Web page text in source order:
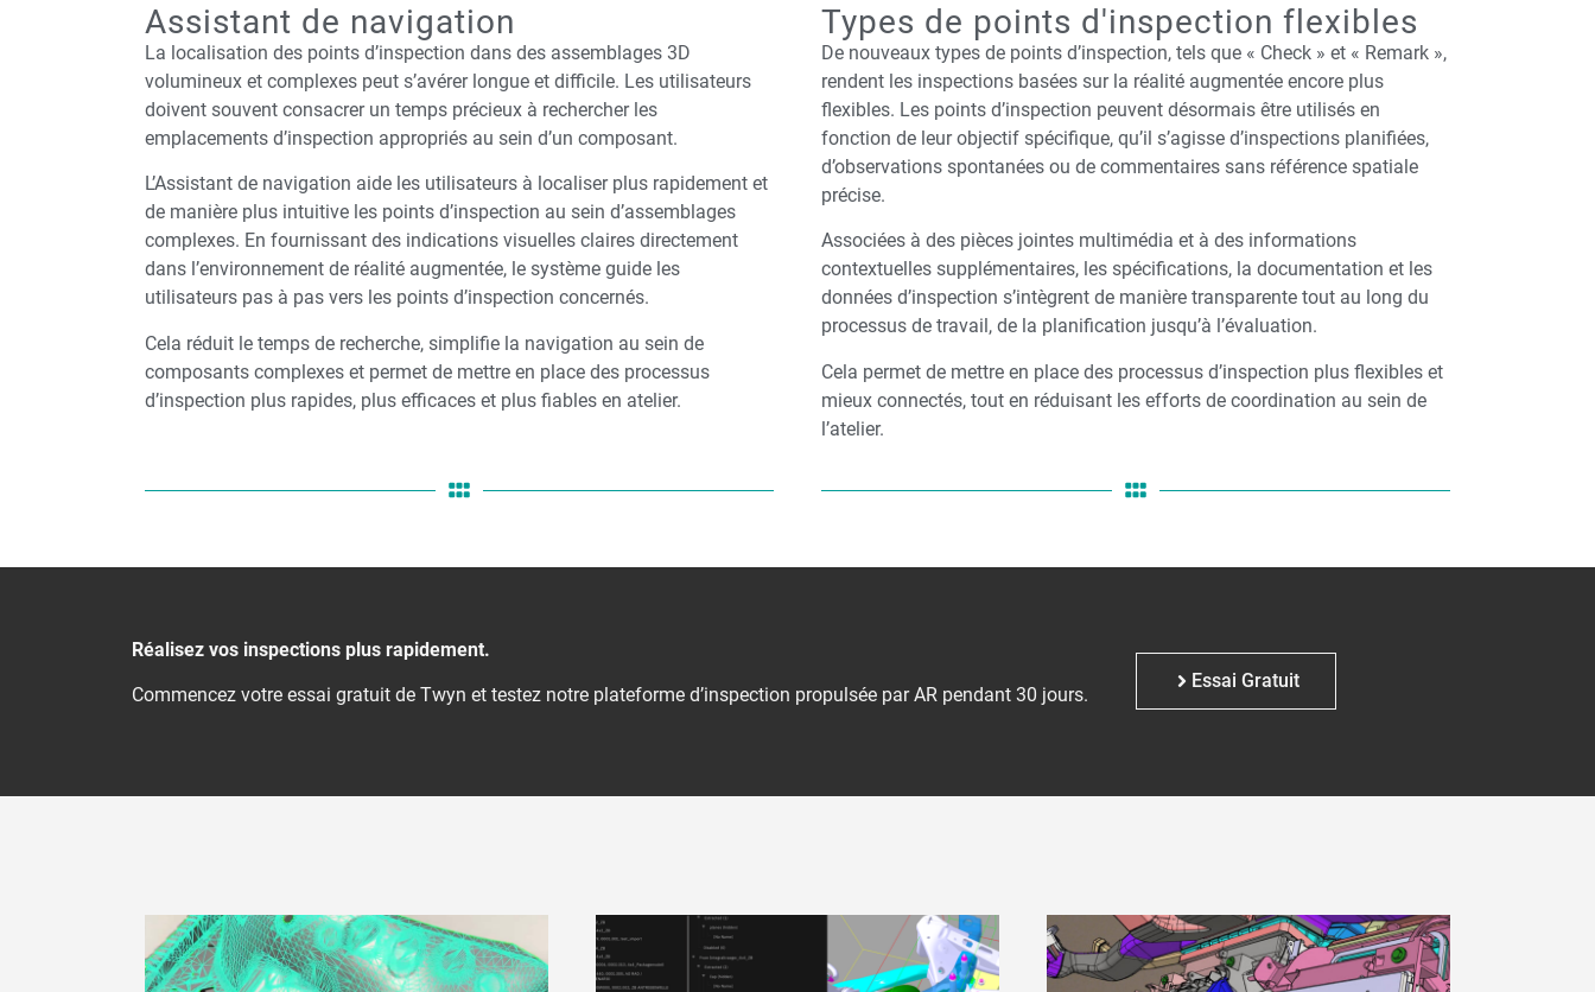
Assistant de navigation
La localisation des points d’inspection dans des assemblages 3D
volumineux et complexes peut s’avérer longue et difficile. Les utilisateurs
doivent souvent consacrer un temps précieux à rechercher les
emplacements d’inspection appropriés au sein d’un composant.
L’Assistant de navigation aide les utilisateurs à localiser plus rapidement et
de manière plus intuitive les points d’inspection au sein d’assemblages
complexes. En fournissant des indications visuelles claires directement
dans l’environnement de réalité augmentée, le système guide les
utilisateurs pas à pas vers les points d’inspection concernés.
Cela réduit le temps de recherche, simplifie la navigation au sein de
composants complexes et permet de mettre en place des processus
d’inspection plus rapides, plus efficaces et plus fiables en atelier.
Types de points d'inspection flexibles
De nouveaux types de points d’inspection, tels que « Check » et « Remark »,
rendent les inspections basées sur la réalité augmentée encore plus
flexibles. Les points d’inspection peuvent désormais être utilisés en
fonction de leur objectif spécifique, qu’il s’agisse d’inspections planifiées,
d’observations spontanées ou de commentaires sans référence spatiale
précise.
Associées à des pièces jointes multimédia et à des informations
contextuelles supplémentaires, les spécifications, la documentation et les
données d’inspection s’intègrent de manière transparente tout au long du
processus de travail, de la planification jusqu’à l’évaluation.
Cela permet de mettre en place des processus d’inspection plus flexibles et
mieux connectés, tout en réduisant les efforts de coordination au sein de
l’atelier.
Réalisez vos inspections plus rapidement.
Commencez votre essai gratuit de Twyn et testez notre plateforme d’inspection propulsée par AR pendant 30 jours.
Essai Gratuit